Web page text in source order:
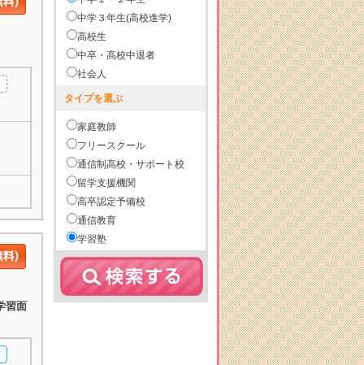
習面
中学３年生(高校進学)
高校生
中卒・高校中退者
社会人
タイプを選ぶ
家庭教師
フリースクール
通信制高校・サポート校
留学支援機関
高卒認定予備校
通信教育
学習塾